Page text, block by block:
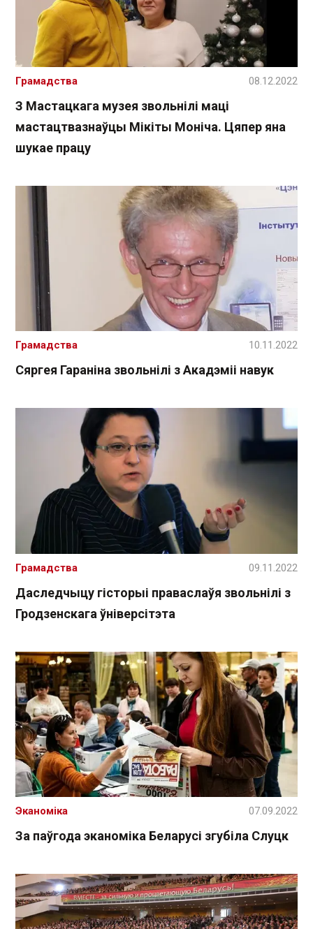
З Мастацкага музея звольнілі маці
мастацтвазнаўцы Мікіты Моніча. Цяпер яна
шукае працу
Грамадства 08.12.2022
Сяргея Гараніна звольнілі з Акадэміі навук
Грамадства 10.11.2022
Даследчыцу гісторыі праваслаўя звольнілі з
Гродзенскага ўніверсітэта
Грамадства 09.11.2022
За паўгода эканоміка Беларусі згубіла Слуцк
Эканоміка 07.09.2022